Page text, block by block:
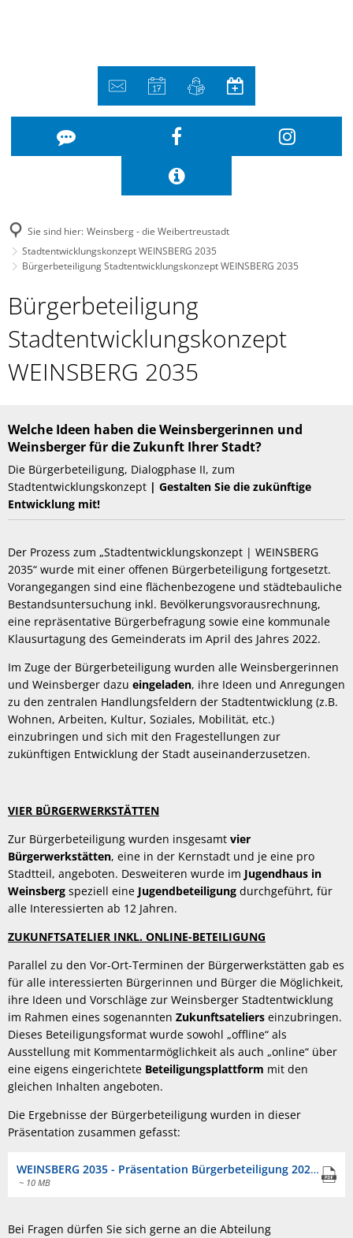
Sie sind hier: Weinsberg - die Weibertreustadt
Stadtentwicklungskonzept WEINSBERG 2035
Bürgerbeteiligung Stadtentwicklungskonzept WEINSBERG 2035
Bürgerbeteiligung
Stadtentwicklungskonzept
WEINSBERG
2035
Bürgerbeteiligung
Stadtentwicklungskonzept
WEINSBERG 2035
Welche Ideen haben die Weinsbergerinnen und
Weinsberger für die Zukunft Ihrer Stadt?
Die Bürgerbeteiligung, Dialogphase II, zum
Stadtentwicklungskonzept | Gestalten Sie die zukünftige
Entwicklung mit!
Der Prozess zum „Stadtentwicklungskonzept | WEINSBERG
2035“ wurde mit einer offenen Bürgerbeteiligung fortgesetzt.
Vorangegangen sind eine flächenbezogene und städtebauliche
Bestandsuntersuchung inkl. Bevölkerungsvorausrechnung,
eine repräsentative Bürgerbefragung sowie eine kommunale
Klausurtagung des Gemeinderats im April des Jahres 2022.
Im Zuge der Bürgerbeteiligung wurden alle Weinsbergerinnen
und Weinsberger dazu eingeladen, ihre Ideen und Anregungen
zu den zentralen Handlungsfeldern der Stadtentwicklung (z.B.
Wohnen, Arbeiten, Kultur, Soziales, Mobilität, etc.)
einzubringen und sich mit den Fragestellungen zur
zukünftigen Entwicklung der Stadt auseinanderzusetzen.
VIER BÜRGERWERKSTÄTTEN
Zur Bürgerbeteiligung wurden insgesamt vier
Bürgerwerkstätten, eine in der Kernstadt und je eine pro
Stadtteil, angeboten. Desweiteren wurde im Jugendhaus in
Weinsberg speziell eine Jugendbeteiligung durchgeführt, für
alle Interessierten ab 12 Jahren.
ZUKUNFTSATELIER INKL. ONLINE-BETEILIGUNG
Parallel zu den Vor-Ort-Terminen der Bürgerwerkstätten gab es
für alle interessierten Bürgerinnen und Bürger die Möglichkeit,
ihre Ideen und Vorschläge zur Weinsberger Stadtentwicklung
im Rahmen eines sogenannten Zukunftsateliers einzubringen.
Dieses Beteiligungsformat wurde sowohl „offline“ als
Ausstellung mit Kommentarmöglichkeit als auch „online“ über
eine eigens eingerichtete Beteiligungsplattform mit den
gleichen Inhalten angeboten.
Die Ergebnisse der Bürgerbeteiligung wurden in dieser
Präsentation zusammen gefasst:
WEINSBERG 2035 - Präsentation Bürgerbeteiligung 20221122.pdf
~ 10 MB
Bei Fragen dürfen Sie sich gerne an die Abteilung